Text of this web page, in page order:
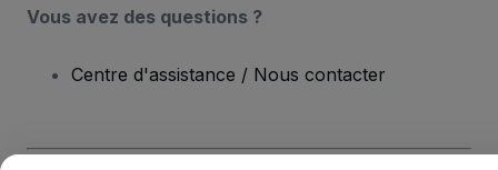
Vous avez des questions ?
Centre d'assistance / Nous contacter